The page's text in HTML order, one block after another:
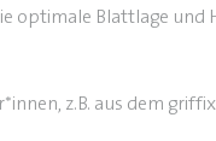
optimale Blattlage
z.B. aus dem